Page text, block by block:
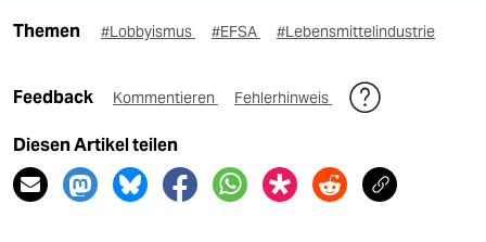
Themen #Lobbyismus #EFSA #Lebensmittelindustrie
Feedback Kommentieren Fehlerhinweis
Diesen Artikel teilen